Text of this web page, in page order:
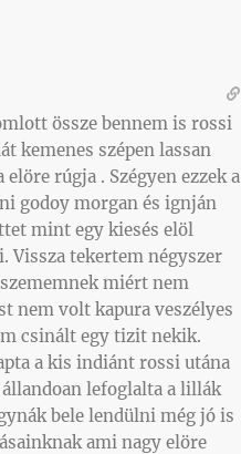
össze bennem is rossi
kemenes szépen lassan
rúgja . Szégyen ezzek a
godoy morgan és ignján
mint egy kiesés elöl
Vissza tekertem négyszer
miért nem
nem volt kapura veszélyes
csinált egy tizit nekik.
a kis indiánt rossi utána
lefoglalta a lillák
bele lendülni még jó is
ami nagy elöre